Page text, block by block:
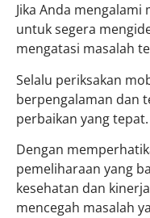
Jika Anda
untuk segera
mengatasi masalah
Selalu periksakan
berpengalaman dan
perbaikan yang tepat.
Dengan
pemeliharaan yang
kesehatan dan
mencegah masalah